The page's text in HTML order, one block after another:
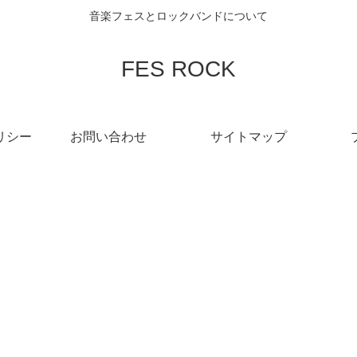
音楽フェスとロックバンドについて
FES ROCK
シー お問い合わせ サイトマップ